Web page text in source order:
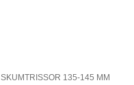
SKUMTRISSOR 135-145 MM